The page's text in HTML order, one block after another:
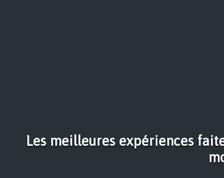
Les meilleures expériences